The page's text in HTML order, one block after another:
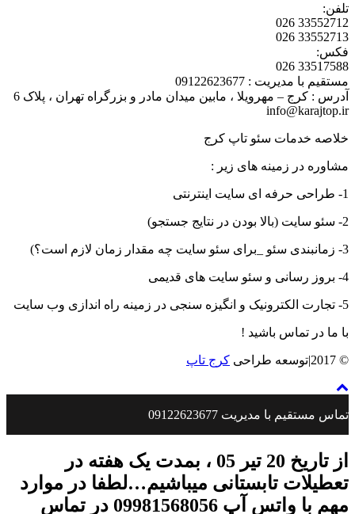
تلفن:
33552712 026
33552713 026
فکس:
33517588 026
مستقیم با مدیریت : 09122623677
آدرس : کرج – مهرویلا ، مابین میدان مادر و بزرگراه تهران ، پلاک 6
info@karajtop.ir
خلاصه خدمات سئو تاپ کرج
مشاوره در زمینه های زیر :
1- طراحی حرفه ای سایت اینترنتی
2- سئو سایت (بالا بودن در نتایج جستجو)
3- زمانبندی سئو _برای سئو سایت چه مقدار زمان لازم است؟)
4- بروز رسانی و سئو سایت های قدیمی
5- تجارت الکترونیک و انگیزه سنجی در زمینه راه اندازی وب سایت
با ما در تماس باشید !
© 2017|توسعه طراحی کرج تاپ
تماس مستقیم با مدیریت 09122623677
از تاریخ 20 تیر 05 ، بمدت یک هفته در
تعطیلات تابستانی میباشیم…لطفا در موارد
مهم با واتس آپ 09981568056 در تماس